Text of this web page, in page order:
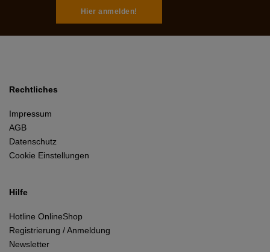
Hier anmelden!
Rechtliches
Impressum
AGB
Datenschutz
Cookie Einstellungen
Hilfe
Hotline OnlineShop
Registrierung / Anmeldung
Newsletter